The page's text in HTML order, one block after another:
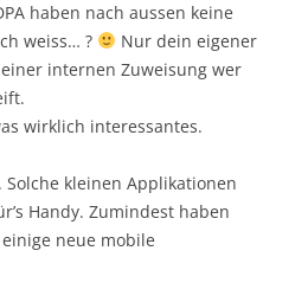
haben nach aussen keine
weiss… ?
Nur dein eigener
internen Zuweisung wer
wirklich interessantes.
kleinen Applikationen
Handy. Zumindest haben
neue mobile